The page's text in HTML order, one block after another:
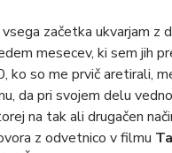
začetka ukvarjam z
mesecev, ki sem jih
so me prvič aretirali,
da pri svojem delu
na tak ali drugačen
z odvetnico v filmu